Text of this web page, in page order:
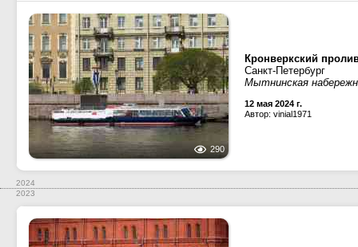
290
Кронверкский
Санкт-Петербург
Мытнинская
12 мая 2024 г.
Автор: vinial1971
2024
2023